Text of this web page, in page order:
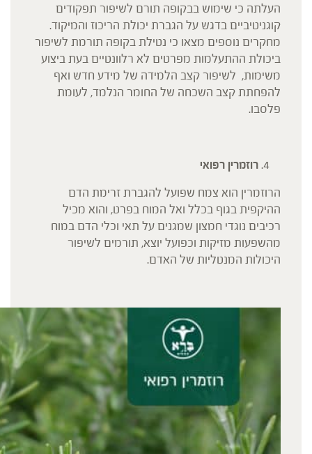
העלתה כי שימוש בבקופה תורם לשיפור תפקודים
קוגניטיביים בדגש על הגברת יכולת הריכוז והמיקוד.
מחקרים נוספים מצאו כי נטילת בקופה תורמת לשיפור
ביכולת ההתעלמות מפרטים לא רלוונטיים בעת ביצוע
משימות, לשיפור קצב הלמידה של מידע חדש ואף
להפחתת קצב השכחה של החומר הנלמד, לעומת
פלסבו.
רוזמרין רפואי
הרוזמרין הוא צמח שפועל להגברת זרימת הדם
ההיקפית בגוף בכלל ואל המוח בפרט, והוא מכיל
רכיבים נוגדי חמצון שמגנים על תאי וכלי הדם במוח
מהשפעות מזיקות וכפועל יוצא, תורמים לשיפור
היכולות המנטליות של האדם.